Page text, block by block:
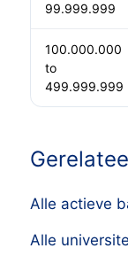
99.999.999
100.000.000
to
499.999.999
Alle actieve
Alle